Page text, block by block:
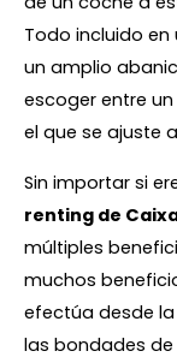
Todo incluido
un amplio
escoger entre
el que se ajuste
Sin importar si
renting de
múltiples
muchos
efectúa desde
las bondades